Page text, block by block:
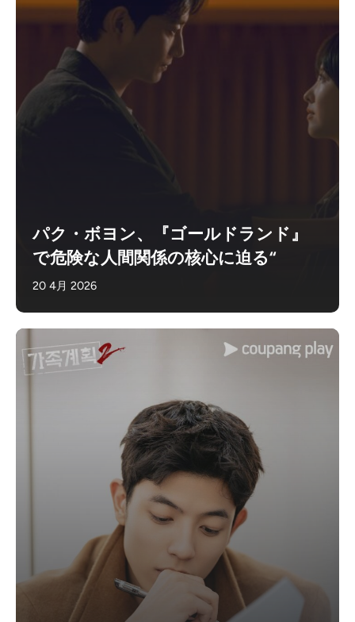
パク・ボヨン、『ゴールドランド』
で危険な人間関係の核心に迫る“
20 4月 2026